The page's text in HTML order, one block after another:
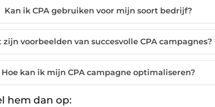
Kan ik CPA gebruiken voor mijn soort bedrijf?
zijn voorbeelden van succesvolle CPA campagnes?
Hoe kan ik mijn CPA campagne optimaliseren?
hem dan op: